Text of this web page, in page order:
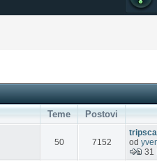
Teme Postovi
50 7152
od
31